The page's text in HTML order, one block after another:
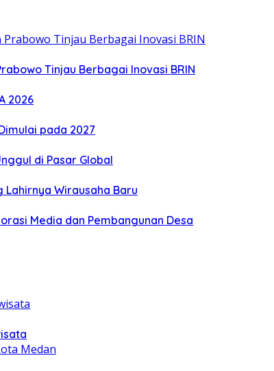
Tinjau Berbagai Inovasi BRIN
2026
pada 2027
di Pasar Global
Lahirnya Wirausaha Baru
Media dan Pembangunan Desa